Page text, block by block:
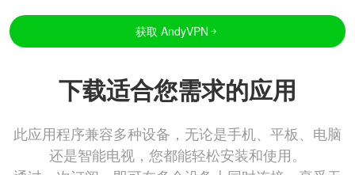
获取 AndyVPN
下载适合您需求的应用
此应用程序兼容多种设备，无论是手机、平板、电脑
还是智能电视，您都能轻松安装和使用。